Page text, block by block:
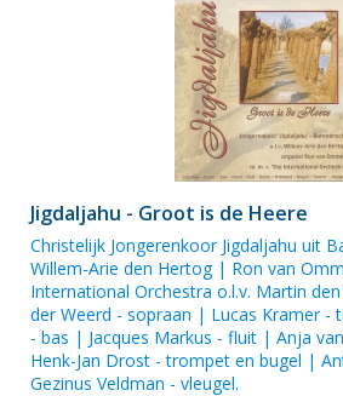
Jigdaljahu - Groot is de Heere
Christelijk Jongerenkoor Jigdaljahu uit
Willem-Arie den Hertog | Ron van
International Orchestra o.l.v. Martin
der Weerd - sopraan | Lucas Kramer-
- bas | Jacques Markus - fluit | Anja
Henk-Jan Drost - trompet en bugel |
Gezinus Veldman - vleugel.